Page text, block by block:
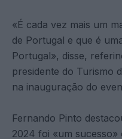
«É cada vez mais um
de Portugal e que é
Portugal», disse,
presidente do Turismo
na inauguração do
Fernando Pinto
2024 foi «um sucesso»